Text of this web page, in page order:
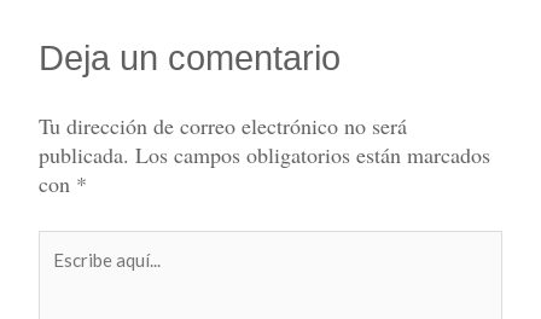
Deja un comentario
Tu dirección de correo electrónico no será
publicada. Los campos obligatorios están marcados
con *
aquí...